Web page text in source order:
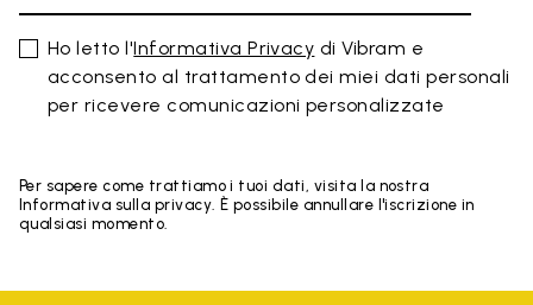
Ho letto l'Informativa Privacy di Vibram e
acconsento al trattamento dei miei dati personali
per ricevere comunicazioni personalizzate
Per sapere come trattiamo i tuoi dati, visita la nostra
Informativa sulla privacy. È possibile annullare l'iscrizione in
qualsiasi momento.